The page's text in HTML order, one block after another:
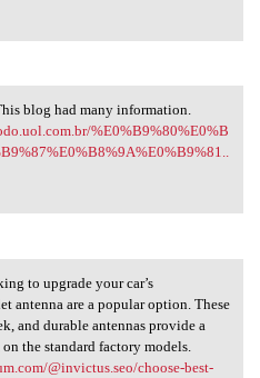
blog had
blog had many information.
%E0%B9%80%E0%B
to upgrade
to upgrade your car’s
antenna are a popular option. These
and durable antennas provide a
the standard factory models.
@invictus.seo/choose-best-